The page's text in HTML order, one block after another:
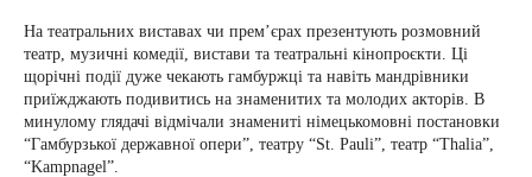
На театральних виставах чи прем’єрах презентують розмовний
театр, музичні комедії, вистави та театральні кінопроєкти. Ці
щорічні події дуже чекають гамбуржці та навіть мандрівники
приїжджають подивитись на знаменитих та молодих акторів. В
минулому глядачі відмічали знамениті німецькомовні постановки
“Гамбурзької державної опери”, театру “St. Pauli”, театр “Thalia”,
“Kampnagel”.